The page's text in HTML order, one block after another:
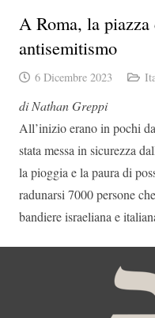
A Roma, la
antisemitismo
6 Dicembre 2023
di Nathan Greppi
All’inizio erano in pochi
stata messa in sicurezza
la pioggia e la paura di
radunarsi 7000 persone
bandiere israeliana e